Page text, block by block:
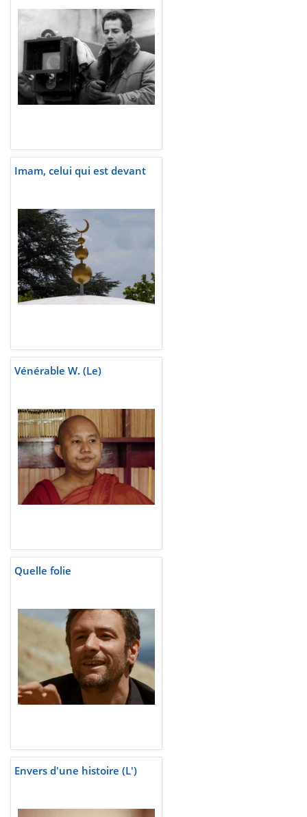
Imam, celui qui est devant
Vénérable W. (Le)
Quelle folie
Envers d'une histoire (L')